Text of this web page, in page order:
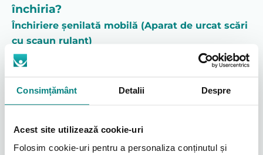
Consimțământ Detalii Despre
Acest site utilizează cookie-uri
Folosim cookie-uri pentru a personaliza conținutul și
închiria?
Închiriere șenilată mobilă (Aparat de urcat scări
cu scaun rulant)
Alegerea ideală pentru flexibilitate maximă. Acest
aparat de urcat scări cu scaun cu rotile este un
dispozitiv portabil, conceput pentru a transporta în
siguranță o persoană aflată în scaunul rulant pe
trepte, cu operarea unui însoțitor instruit.
Soluție simplă:Nu necesită nicio modificare a